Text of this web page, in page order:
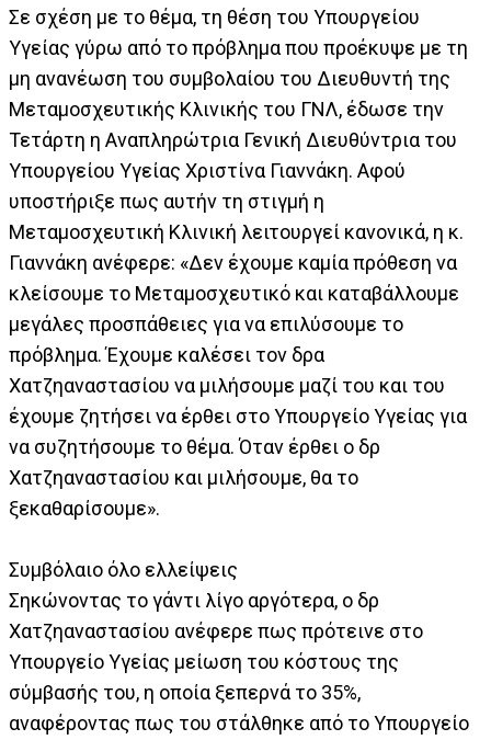
Σε σχέση με το θέμα, τη θέση του Υπουργείου
Υγείας γύρω από το πρόβλημα που προέκυψε με τη
μη ανανέωση του συμβολαίου του Διευθυντή της
Μεταμοσχευτικής Κλινικής του ΓΝΛ, έδωσε την
Τετάρτη η Αναπληρώτρια Γενική Διευθύντρια του
Υπουργείου Υγείας Χριστίνα Γιαννάκη. Αφού
υποστήριξε πως αυτήν τη στιγμή η
Μεταμοσχευτική Κλινική λειτουργεί κανονικά, η κ.
Γιαννάκη ανέφερε: «Δεν έχουμε καμία πρόθεση να
κλείσουμε το Μεταμοσχευτικό και καταβάλλουμε
μεγάλες προσπάθειες για να επιλύσουμε το
πρόβλημα. Έχουμε καλέσει τον δρα
Χατζηαναστασίου να μιλήσουμε μαζί του και του
έχουμε ζητήσει να έρθει στο Υπουργείο Υγείας για
να συζητήσουμε το θέμα. Όταν έρθει ο δρ
Χατζηαναστασίου και μιλήσουμε, θα το
ξεκαθαρίσουμε».
Συμβόλαιο όλο ελλείψεις
Σηκώνοντας το γάντι λίγο αργότερα, ο δρ
Χατζηαναστασίου ανέφερε πως πρότεινε στο
Υπουργείο Υγείας μείωση του κόστους της
σύμβασής του, η οποία ξεπερνά το 35%,
αναφέροντας πως του στάλθηκε από το Υπουργείο